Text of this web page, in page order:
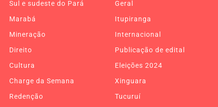
Sul e sudeste do Pará
Geral
Marabá
Itupiranga
Mineração
Internacional
Direito
Publicação de edital
Cultura
Eleições 2024
Charge da Semana
Xinguara
Redenção
Tucuruí